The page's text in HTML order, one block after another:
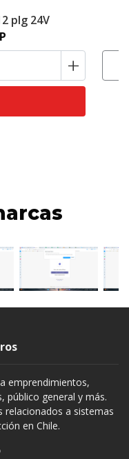
plg 24V
+
emprendimientos,
público general y más.
relacionados a sistemas
en Chile.